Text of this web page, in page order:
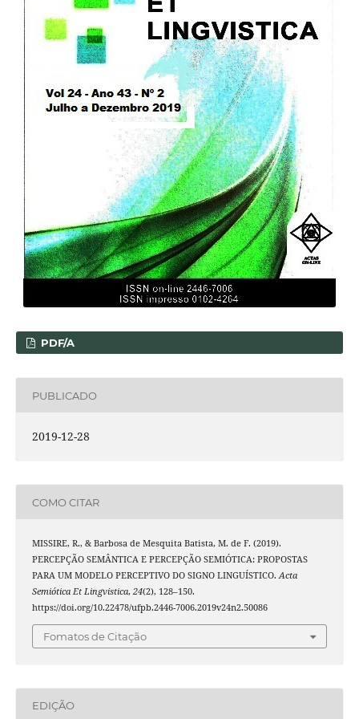
PDF/A
PUBLICADO
2019-12-28
COMO CITAR
MISSIRE, R., & Barbosa de Mesquita Batista, M. de F. (2019).
PERCEPÇÃO SEMÂNTICA E PERCEPÇÃO SEMIÓTICA: PROPOSTAS
PARA UM MODELO PERCEPTIVO DO SIGNO LINGUÍSTICO.Acta
Semiótica Et Lingvistica, 24(2), 128–150.
https://doi.org/10.22478/ufpb.2446-7006.2019v24n2.50086
Fomatos de Citação
EDIÇÃO